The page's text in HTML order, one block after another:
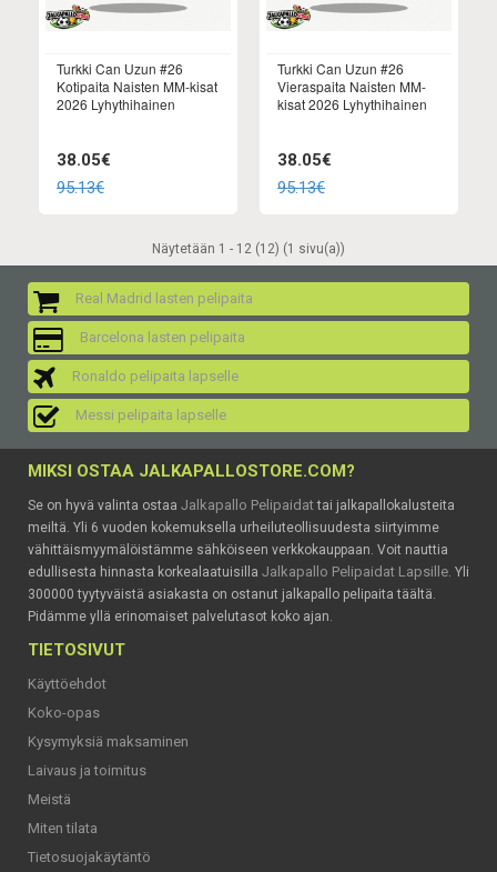
Turkki Can Uzun #26
Kotipaita Naisten MM-kisat
2026 Lyhythihainen
38.05€
95.13€
Turkki Can Uzun #26
Vieraspaita Naisten MM-
kisat 2026 Lyhythihainen
38.05€
95.13€
Näytetään 1 - 12 (12) (1 sivu(a))
Real Madrid lasten pelipaita
Barcelona lasten pelipaita
Ronaldo pelipaita lapselle
Messi pelipaita lapselle
MIKSI OSTAA JALKAPALLOSTORE.COM?
Se on hyvä valinta ostaa Jalkapallo Pelipaidattai jalkapallokalusteita
meiltä. Yli 6 vuoden kokemuksella urheiluteollisuudesta siirtyimme
vähittäismyymälöistämme sähköiseen verkkokauppaan. Voit nauttia
edullisesta hinnasta korkealaatuisilla Jalkapallo Pelipaidat Lapsille. Yli
300000 tyytyväistä asiakasta on ostanut jalkapallo pelipaita täältä.
Pidämme yllä erinomaiset palvelutasot koko ajan.
TIETOSIVUT
Käyttöehdot
Koko-opas
Kysymyksiä maksaminen
Laivaus ja toimitus
Meistä
Miten tilata
Tietosuojakäytäntö